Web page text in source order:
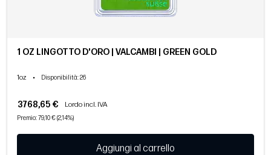
1 OZ LINGOTTO D'ORO | VALCAMBI | GREEN GOLD
1oz • Disponibilità: 26
3768,65 € Lordo incl. IVA
Premio: 79,10 € (2,14%)
Aggiungi al carrello